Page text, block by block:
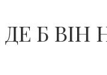
Б ВІН